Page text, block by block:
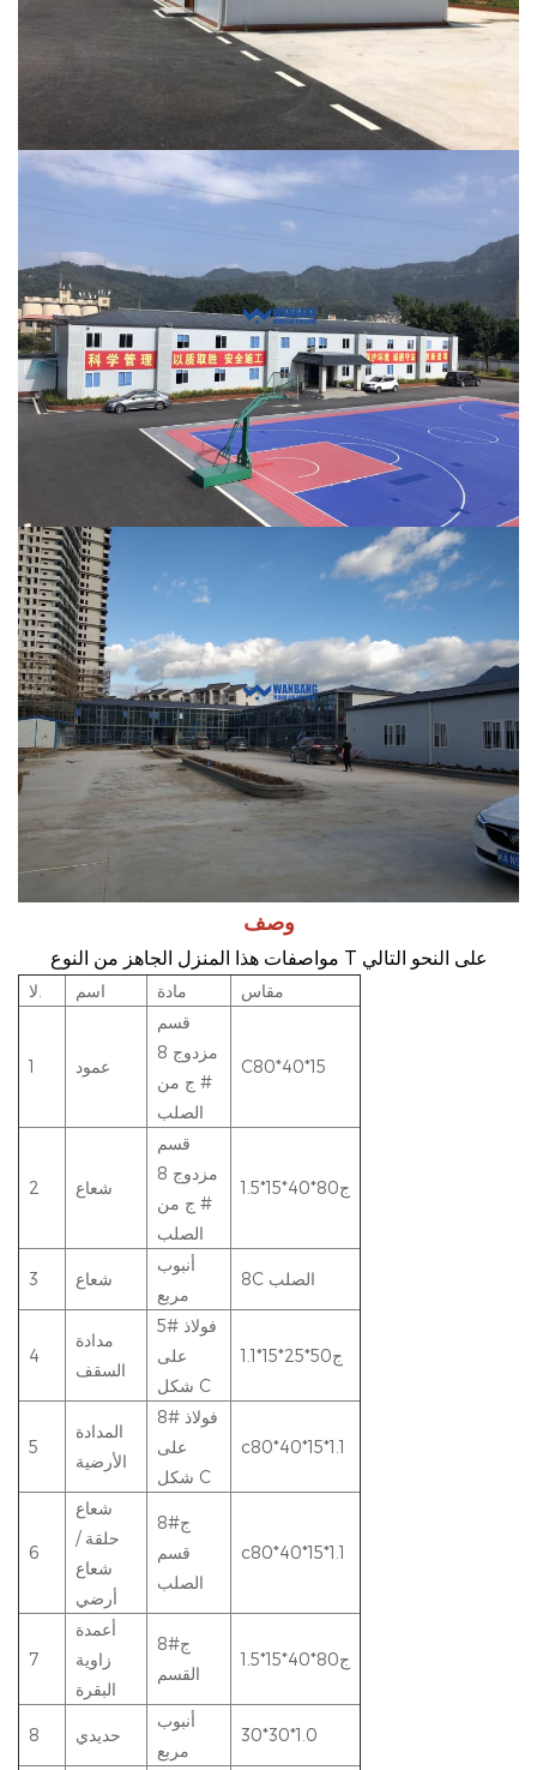
وصف
مواصفات هذا المنزل الجاهز من النوع T على النحو التالي
اسم مادة مقاس
1 عمود
قسم
مزدوج 8
# ج من
الصلب
C80*40*15
2 شعاع
قسم
مزدوج 8
# ج من
الصلب
ج80*40*15*1.5
3 شعاع
أنبوب
مربع
8C الصلب
4
مدادة
السقف
5# فولاذ
على
شكل C
ج50*25*15*1.1
5
المدادة
الأرضية
8# فولاذ
على
شكل C
c80*40*15*1.1
6
شعاع
حلقة /
شعاع
أرضي
8#ج
قسم
الصلب
c80*40*15*1.1
7
أعمدة
زاوية
البقرة
8#ج
القسم
ج80*40*15*1.5
8 حديدي
أنبوب
مربع
30*30*1.0